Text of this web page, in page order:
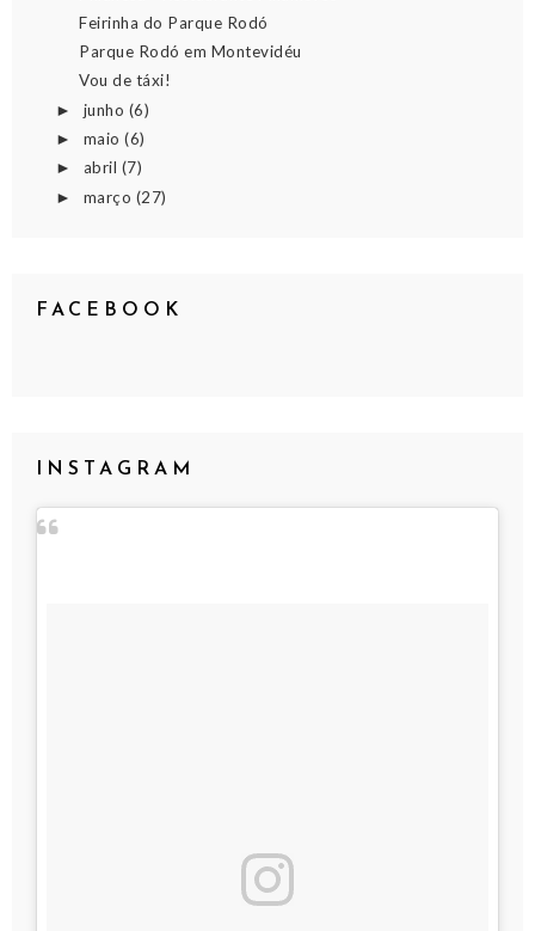
Feirinha do Parque Rodó
Parque Rodó em Montevidéu
Vou de táxi!
► junho (6)
► maio(6)
► abril (7)
► março (27)
FACEBOOK
INSTAGRAM